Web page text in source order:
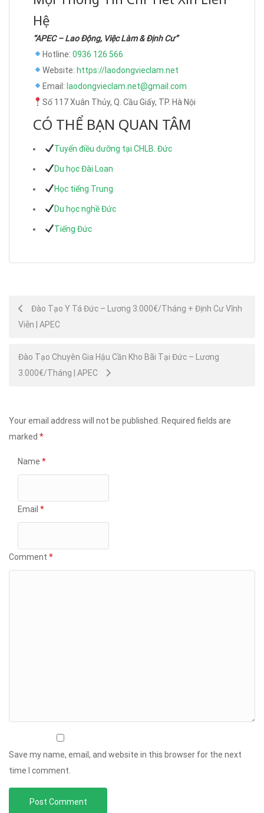
Hệ
“APEC – Lao Động, Việc Làm & Định Cư”
Hotline: 0936 126 566
Website: https://laodongvieclam.net
Email: laodongvieclam.net@gmail.com
Số 117 Xuân Thủy, Q. Cầu Giấy, TP. Hà Nội
CÓ THỂ BẠN QUAN TÂM
Tuyển điều dưỡng tại CHLB. Đức
Du học Đài Loan
Học tiếng Trung
Du học nghề Đức
Tiếng Đức
Post
navigation
Đào Tạo Y Tá Đức – Lương 3.000€/Tháng + Định Cư Vĩnh
Viễn | APEC
Đào Tạo Chuyên Gia Hậu Cần Kho Bãi Tại Đức – Lương
3.000€/Tháng | APEC
Your email address will not be published. Required fields are
marked *
Name *
Email *
Comment *
Save my name, email, and website in this browser for the next
time I comment.